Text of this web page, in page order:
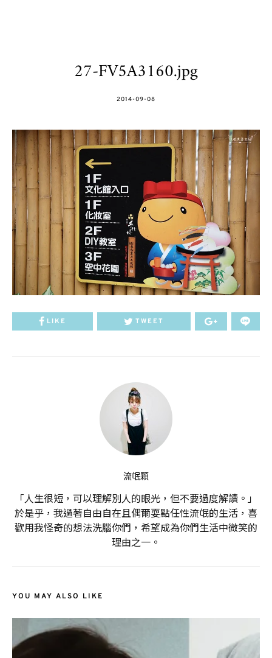
27-FV5A3160.jpg
POSTED
2014-09-08
LIKE TWEET
流氓顆
「人生很短，可以理解別人的眼光，但不要過度解讀。」
於是乎，我過著自由自在且偶爾耍點任性流氓的生活，喜
歡用我怪奇的想法洗腦你們，希望成為你們生活中微笑的
理由之一。
YOU MAY ALSO LIKE